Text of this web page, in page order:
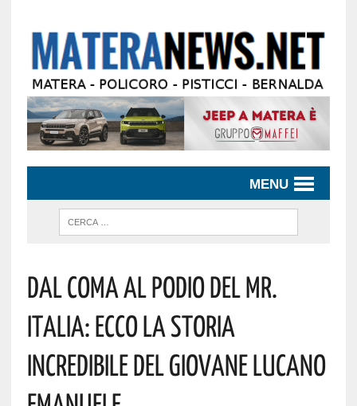
MENU
Dal Coma Al Podio Del Mr.
Italia: Ecco La Storia
Incredibile Del Giovane Lucano